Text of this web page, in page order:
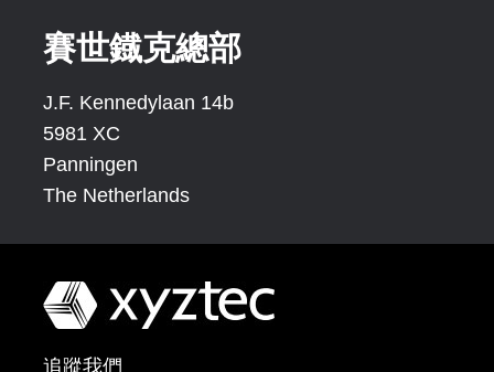
賽世鐡克總部
J.F. Kennedylaan 14b
5981 XC
Panningen
The Netherlands
追蹤我們